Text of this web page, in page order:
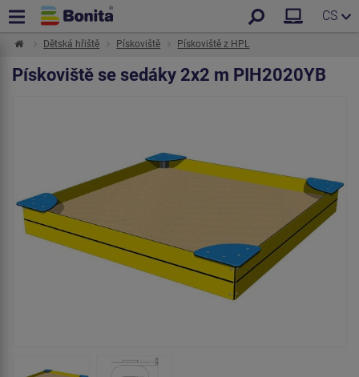
CS
Dětská hřiště Pískoviště Pískoviště z HPL
Pískoviště se sedáky 2x2 m PIH2020YB